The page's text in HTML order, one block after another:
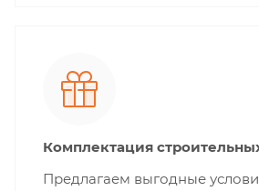
Комплектация
Предлагаем выгодные